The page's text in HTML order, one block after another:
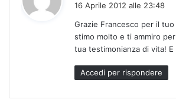
e
t
t
o
:
16 Aprile 2012 alle 23:48
Grazie Francesco per il
stimo molto e ti ammiro
tua testimonianza di vita! E
Accedi per rispondere